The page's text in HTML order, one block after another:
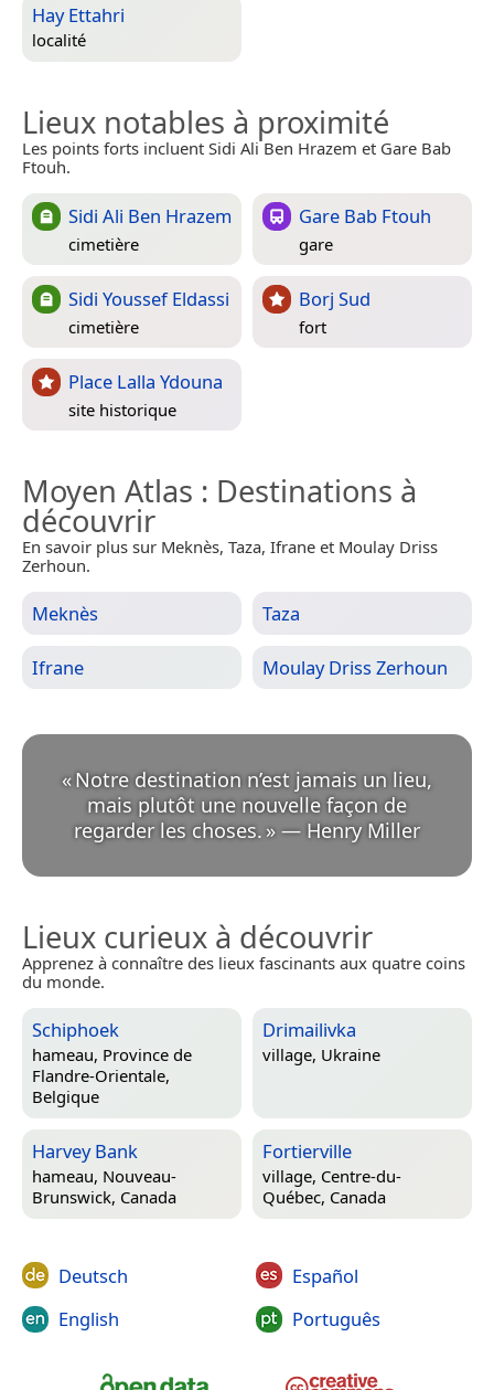
Hay Ettahri
localité
Lieux notables à proximité
Les points forts incluent Sidi Ali Ben Hrazem et Gare Bab
Ftouh.
Sidi Ali Ben Hrazem
cimetière
Gare Bab Ftouh
gare
Sidi Youssef Eldassi
cimetière
Borj Sud
fort
Place Lalla Ydouna
site historique
Moyen Atlas : Destinations à
découvrir
En savoir plus sur Meknès, Taza, Ifrane et Moulay Driss
Zerhoun.
Meknès Taza
Ifrane Moulay Driss Zerhoun
«Notre destination n’est jamais un lieu,
mais plutôt une nouvelle façon de
regarder les choses. » — Henry Miller
Lieux curieux à découvrir
Apprenez à connaître des lieux fascinants aux quatre coins
du monde.
Schiphoek
hameau, Province de
Flandre-Orientale,
Belgique
Drimailivka
village, Ukraine
Harvey Bank
hameau, Nouveau-
Brunswick, Canada
Fortierville
village, Centre-du-
Québec, Canada
Deutsch
English
Español
Português